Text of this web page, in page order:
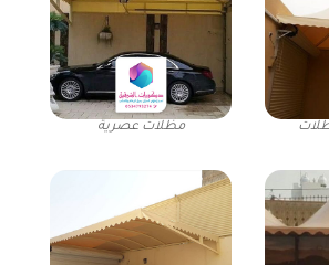
مظلات عصرية